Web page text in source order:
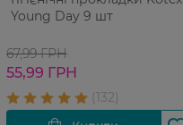
Young Day 9 шт
67,99 ГРН
55,99 ГРН